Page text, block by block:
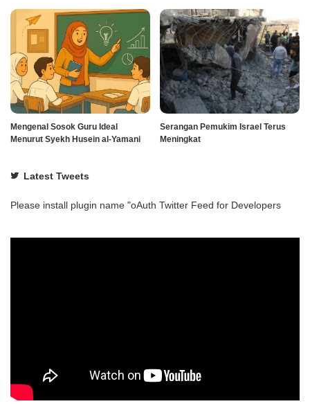
Mengenal Sosok Guru Ideal
Menurut Syekh Husein al-Yamani
Serangan Pemukim Israel Terus
Meningkat
Latest Tweets
Please install plugin name "oAuth Twitter Feed for Developers